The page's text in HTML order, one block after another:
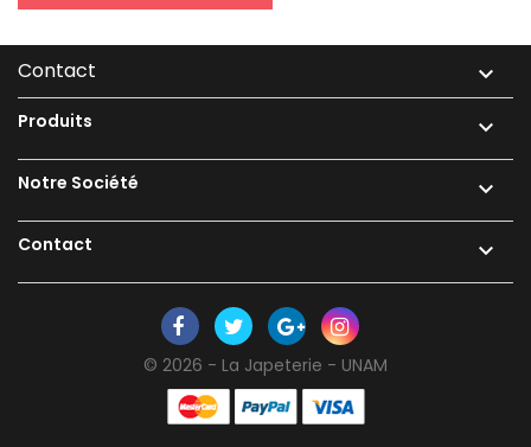
Contact 
Produits 
Notre Société 
Contact 
© 2026 - La Japeterie - UNAM